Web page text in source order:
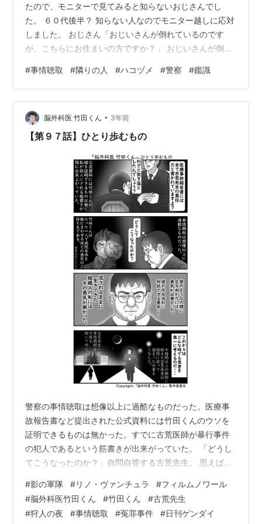
たので、モニターで見てみると知らないおじさんでし
た。 ６０代後半？ 知らない人なのでモニター越しに応対
しました。 おじさん「おじいさんが倒れているのです
が、こちらにお住まいの方ですか？」 おじいさんが倒れ
います。うちにおじいさんは住んでいません。」 会話は
その程度のものでした。 親切な方が、見知らぬおじいさ
んのためにマンション内を１軒１軒聞いて回っているの
かな？ その後私は、スポーツジムに行きましたが、玄関
に🚑救急車が停まっていました。 おじいさんが搬送され
#事情聴取 #隣りの人 #ハコヅメ #警察 #鑑識
脳外科医 竹田くん • 3年前
【第９７話】ひとり歩むもの
警察の事情聴取は想像以上に過酷なものだった。医療事
故報告書など提出された公式資料には竹田くんのウソを
証明できるものは無かった。すでに古荒医師が暴行事件
の犯人であるという筋書きが出来がっていた。 「どうし
てこうなったのか？」自問自答する古荒先生。 思えば、
いて）。周囲が全員敵でも立ち向かえるだけの勇気・闘
志が彼にはある。 彼のような人間に立ち向かうには何よ
りも勇気が必要だった。彼が作る流れに対抗できるだけ
#影の軍隊 #リノ・ヴァンチュラ #フィルムノワール
#脳外科医竹田くん #竹田くん #古荒先生
#狩人の夜 #事情聴取 #冤罪事件 #日刊ゲンダイ